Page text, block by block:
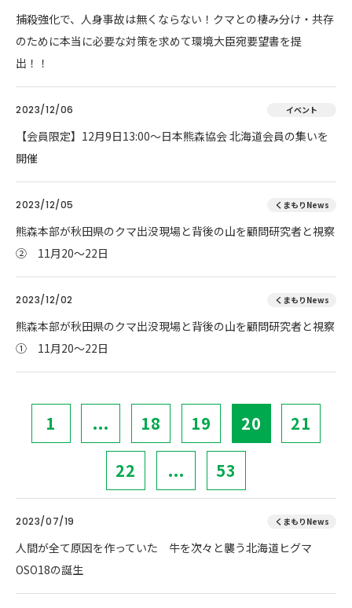
捕殺強化で、人身事故は無くならない！クマとの棲み分け・共存
のために本当に必要な対策を求めて環境大臣宛要望書を提
出！！
2023/12/06 イベント
【会員限定】12月9日13:00～日本熊森協会 北海道会員の集いを
開催
2023/12/05 くまもりNews
熊森本部が秋田県のクマ出没現場と背後の山を顧問研究者と視察
② 11月20～22日
2023/12/02 くまもりNews
熊森本部が秋田県のクマ出没現場と背後の山を顧問研究者と視察
① 11月20～22日
1 ... 18 19 20 21
22 ... 53
2023/07/19 くまもりNews
人間が全て原因を作っていた 牛を次々と襲う北海道ヒグマ
OSO18の誕生